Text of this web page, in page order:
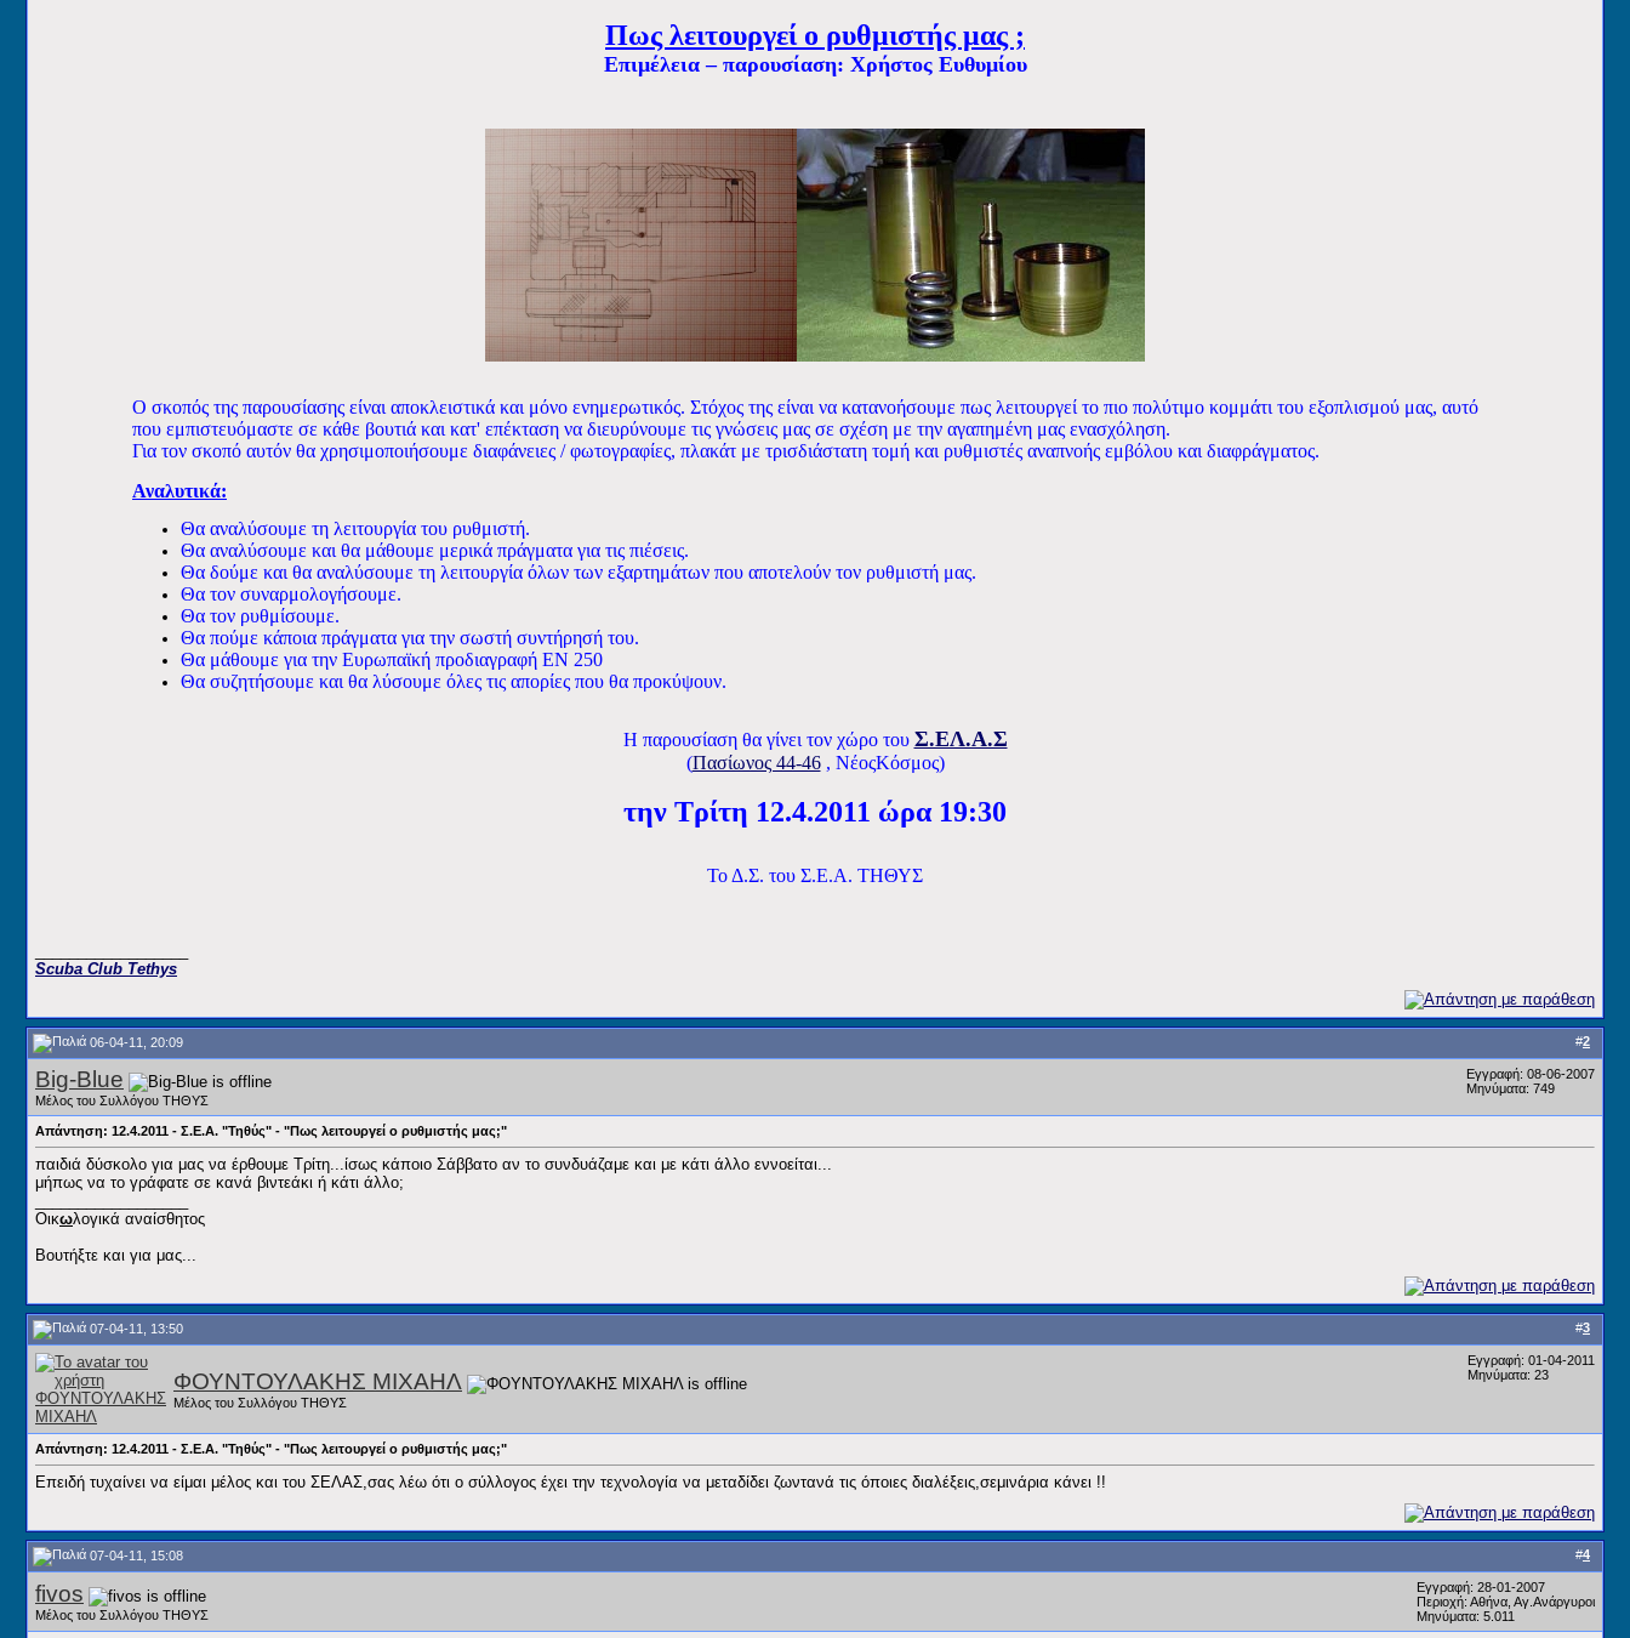
Πως λειτουργεί ο ρυθμιστής μας ;
Επιμέλεια – παρουσίαση: Χρήστος Ευθυμίου
Ο σκοπός της παρουσίασης είναι αποκλειστικά και μόνο ενημερωτικός. Στόχος της είναι να κατανοήσουμε πως λειτουργεί το πιο πολύτιμο κομμάτι του εξοπλισμού μας, αυτό
που εμπιστευόμαστε σε κάθε βουτιά και κατ' επέκταση να διευρύνουμε τις γνώσεις μας σε σχέση με την αγαπημένη μας ενασχόληση.
Για τον σκοπό αυτόν θα χρησιμοποιήσουμε διαφάνειες / φωτογραφίες, πλακάτ με τρισδιάστατη τομή και ρυθμιστές αναπνοής εμβόλου και διαφράγματος.
Αναλυτικά:
Θα αναλύσουμε τη λειτουργία του ρυθμιστή.
Θα αναλύσουμε και θα μάθουμε μερικά πράγματα για τις πιέσεις.
Θα δούμε και θα αναλύσουμε τη λειτουργία όλων των εξαρτημάτων που αποτελούν τον ρυθμιστή μας.
Θα τον συναρμολογήσουμε.
Θα τον ρυθμίσουμε.
Θα πούμε κάποια πράγματα για την σωστή συντήρησή του.
Θα μάθουμε για την Ευρωπαϊκή προδιαγραφή EN 250
Θα συζητήσουμε και θα λύσουμε όλες τις απορίες που θα προκύψουν.
Η παρουσίαση θα γίνει τον χώρο του Σ.ΕΛ.Α.Σ
(Πασίωνος 44-46, ΝέοςΚόσμος)
την Τρίτη 12.4.2011 ώρα 19:30
Το Δ.Σ. του Σ.Ε.Α. ΤΗΘΥΣ
Scuba Club Tethys
#2
06-04-11, 20:09
Big-Blue
Μέλος του Συλλόγου ΤΗΘΥΣ
Εγγραφή: 08-06-2007
Μηνύματα: 749
Απάντηση: 12.4.2011 - Σ.Ε.Α. "Τηθύς" - "Πως λειτουργεί ο ρυθμιστής μας;"
παιδιά δύσκολο για μας να έρθουμε Τρίτη...ίσως κάποιο Σάββατο αν το συνδυάζαμε και με κάτι άλλο εννοείται...
μήπως να το γράφατε σε κανά βιντεάκι ή κάτι άλλο;
Οικωλογικά αναίσθητος
Βουτήξτε και για μας...
#3
07-04-11, 13:50
ΦΟΥΝΤΟΥΛΑΚΗΣ ΜΙΧΑΗΛ
Μέλος του Συλλόγου ΤΗΘΥΣ
Εγγραφή: 01-04-2011
Μηνύματα: 23
Απάντηση: 12.4.2011 - Σ.Ε.Α. "Τηθύς" - "Πως λειτουργεί ο ρυθμιστής μας;"
Επειδή τυχαίνει να είμαι μέλος και του ΣΕΛΑΣ,σας λέω ότι ο σύλλογος έχει την τεχνολογία να μεταδίδει ζωντανά τις όποιες διαλέξεις,σεμινάρια κάνει !!
#4
07-04-11, 15:08
fivos
Μέλος του Συλλόγου ΤΗΘΥΣ
Εγγραφή: 28-01-2007
Περιοχή: Αθήνα, Αγ.Ανάργυροι
Μηνύματα: 5.011